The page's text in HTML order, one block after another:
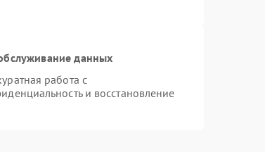
данных
работа с
и восстановление